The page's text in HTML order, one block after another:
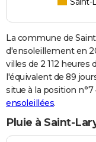
La commune de
d'ensoleillement en
villes de 2 112 heures
l'équivalent de 89
situe à la position
ensoleillées.
Pluie à Saint-